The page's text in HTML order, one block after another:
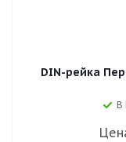
DIN-рейка
В